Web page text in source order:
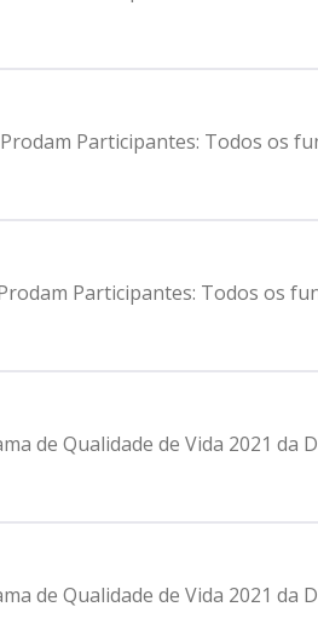
Participantes: Todos os
Participantes: Todos os
de Qualidade de Vida 2021 da
de Qualidade de Vida 2021 da